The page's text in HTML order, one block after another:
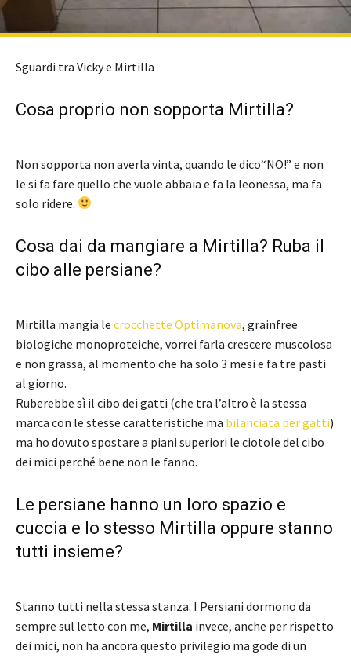
Sguardi tra Vicky e Mirtilla
Cosa proprio non sopporta Mirtilla?
Non sopporta non averla vinta, quando le dico“NO!” e non
le si fa fare quello che vuole abbaia e fa la leonessa, ma fa
solo ridere.
Cosa dai da mangiare a Mirtilla? Ruba il
cibo alle persiane?
Mirtilla mangia le crocchette Optimanova, grainfree
biologiche monoproteiche, vorrei farla crescere muscolosa
e non grassa, al momento che ha solo 3 mesi e fa tre pasti
al giorno.
Ruberebbe sì il cibo dei gatti (che tra l’altro è la stessa
marca con le stesse caratteristiche ma bilanciata per gatti)
ma ho dovuto spostare a piani superiori le ciotole del cibo
dei mici perché bene non le fanno.
Le persiane hanno un loro spazio e
cuccia e lo stesso Mirtilla oppure stanno
tutti insieme?
Stanno tutti nella stessa stanza. I Persiani dormono da
sempre sul letto con me, Mirtilla invece, anche per rispetto
dei mici, non ha ancora questo privilegio ma gode di un